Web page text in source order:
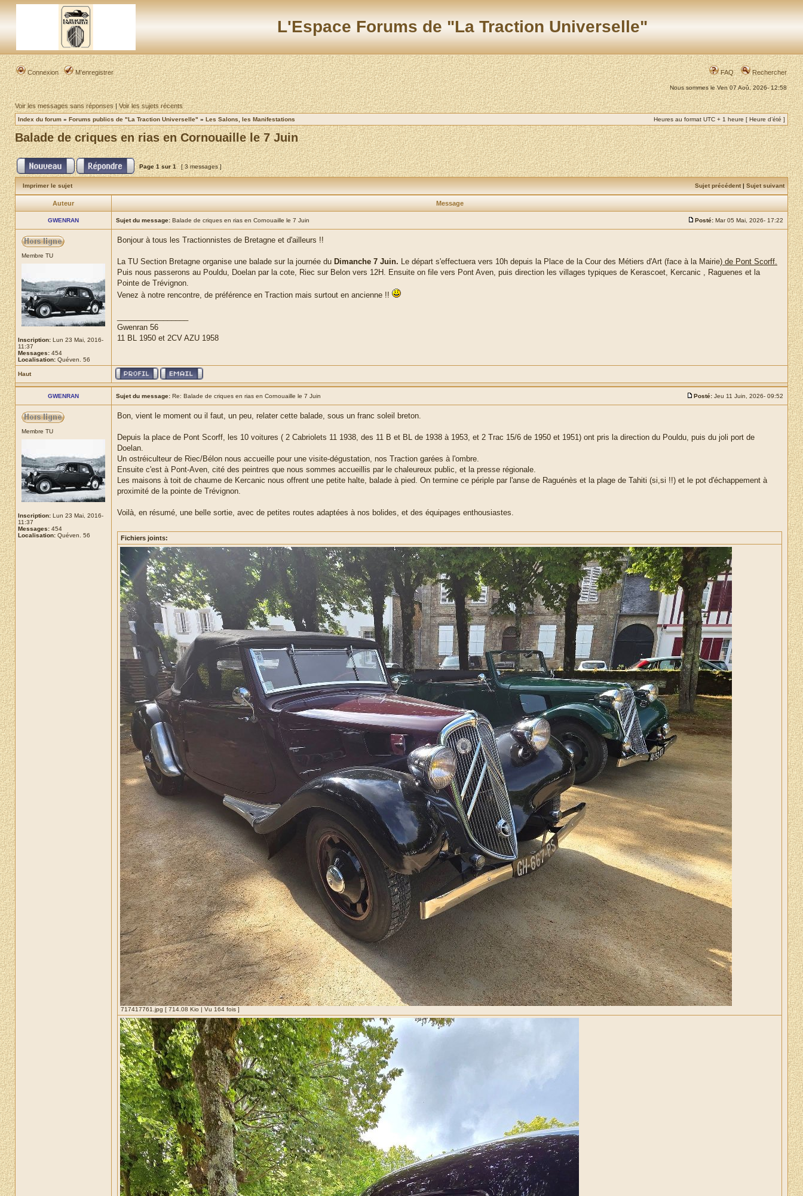
L'Espace Forums de "La Traction Universelle"
Connexion M’enregistrer FAQ Rechercher
Nous sommes le Ven 07 Aoû, 2026- 12:58
Voir les messages sans réponses|Voir les sujets récents
Index du forum » Forums publics de "La Traction Universelle" » Les Salons, les Manifestations Heures au format UTC + 1 heure [ Heure d’été ]
Balade de criques en rias en Cornouaille le 7 Juin
Page1sur1 [ 3 messages ]
Imprimer le sujet Sujet précédent| Sujet suivant
Auteur Message
GWENRAN Sujet du message: Balade de criques en rias en Cornouaille le 7 Juin Posté: Mar 05 Mai, 2026- 17:22
Membre TU
Inscription: Lun 23 Mai, 2016-
11:37
Messages: 454
Localisation: Quéven. 56
Bonjour à tous les Tractionnistes de Bretagne et d'ailleurs !!
La TU Section Bretagne organise une balade sur la journée du Dimanche 7 Juin. Le départ s'effectuera vers 10h depuis la Place de la Cour des Métiers d'Art (face à la Mairie) de Pont Scorff.
Puis nous passerons au Pouldu, Doelan par la cote, Riec sur Belon vers 12H. Ensuite on file vers Pont Aven, puis direction les villages typiques de Kerascoet, Kercanic , Raguenes et la
Pointe de Trévignon.
Venez à notre rencontre, de préférence en Traction mais surtout en ancienne !!
Gwenran 56
11 BL 1950 et 2CV AZU 1958
Haut
GWENRAN Sujet du message: Re: Balade de criques en rias en Cornouaille le 7 Juin Posté: Jeu 11 Juin, 2026- 09:52
Membre TU
Inscription: Lun 23 Mai, 2016-
11:37
Messages: 454
Localisation: Quéven. 56
Bon, vient le moment ou il faut, un peu, relater cette balade, sous un franc soleil breton.
Depuis la place de Pont Scorff, les 10 voitures ( 2 Cabriolets 11 1938, des 11 B et BL de 1938 à 1953, et 2 Trac 15/6 de 1950 et 1951) ont pris la direction du Pouldu, puis du joli port de
Doelan.
Un ostréiculteur de Riec/Bélon nous accueille pour une visite-dégustation, nos Traction garées à l'ombre.
Ensuite c'est à Pont-Aven, cité des peintres que nous sommes accueillis par le chaleureux public, et la presse régionale.
Les maisons à toit de chaume de Kercanic nous offrent une petite halte, balade à pied. On termine ce périple par l'anse de Raguénès et la plage de Tahiti (si,si !!) et le pot d'échappement à
proximité de la pointe de Trévignon.
Voilà, en résumé, une belle sortie, avec de petites routes adaptées à nos bolides, et des équipages enthousiastes.
Fichiers joints:
717417761.jpg [ 714.08 Kio | Vu 164 fois ]